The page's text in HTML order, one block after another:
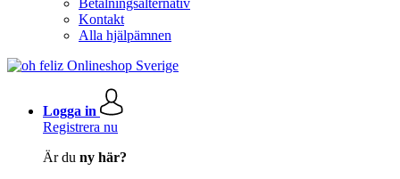
Betalningsalternativ
Kontakt
Alla hjälpämnen
Logga in
Registrera nu
Är du ny här?